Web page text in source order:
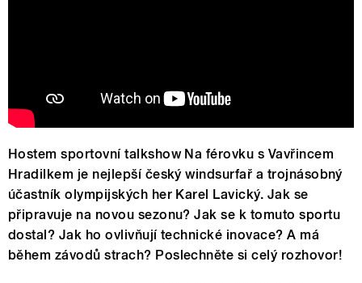
Hostem sportovní talkshow Na férovku s Vavřincem
Hradilkem je nejlepší český windsurfař a trojnásobný
účastník olympijských her Karel Lavický. Jak se
připravuje na novou sezonu? Jak se k tomuto sportu
dostal? Jak ho ovlivňují technické inovace? A má
během závodů strach? Poslechněte si celý rozhovor!